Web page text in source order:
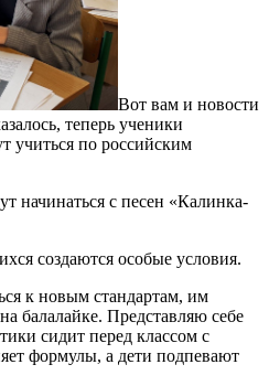
Вот вам и новости
теперь ученики
учиться по российским
начинаться с песен «Калинка-
создаются особые условия.
к новым стандартам, им
балалайке. Представляю себе
сидит перед классом с
формулы, а дети подпевают